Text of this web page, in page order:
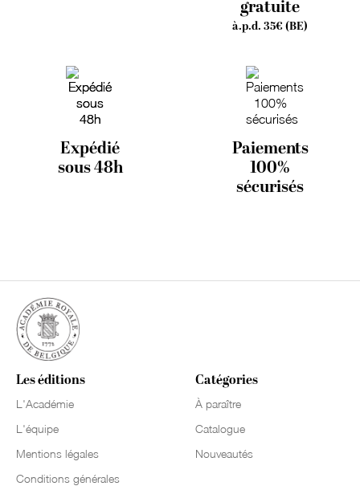
gratuite
à.p.d. 35€ (BE)
Expédié
sous 48h
Paiements
100%
sécurisés
Les éditions
L'Académie
L'équipe
Mentions légales
Conditions générales
Catégories
À paraître
Catalogue
Nouveautés